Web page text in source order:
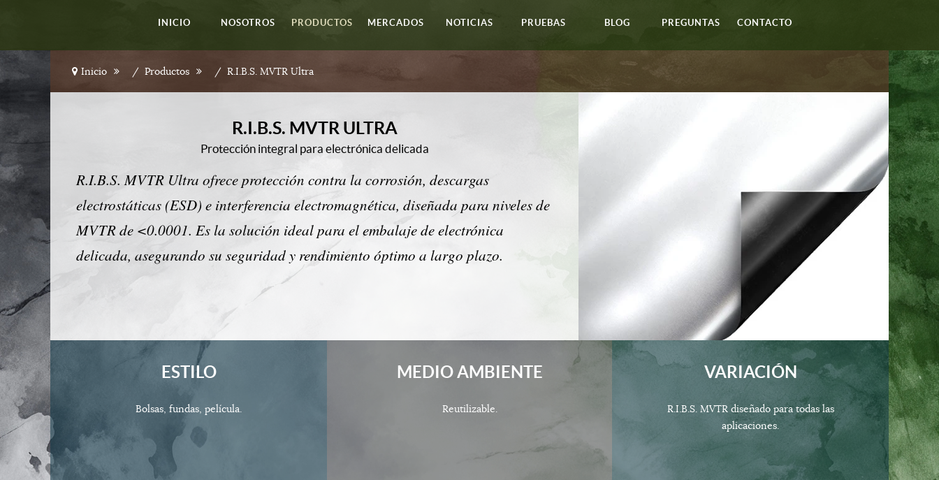
INICIO NOSOTROS PRODUCTOS MERCADOS NOTICIAS PRUEBAS BLOG PREGUNTAS CONTACTO
Inicio Productos R.I.B.S. MVTR Ultra
R.I.B.S. MVTR ULTRA
Protección integral para electrónica delicada
R.I.B.S. MVTR Ultra ofrece protección contra la corrosión, descargas
electrostáticas (ESD) e interferencia electromagnética, diseñada para niveles de
MVTR de <0.0001. Es la solución ideal para el embalaje de electrónica
delicada, asegurando su seguridad y rendimiento óptimo a largo plazo.
ESTILO
Bolsas, fundas, película.
MEDIO AMBIENTE
Reutilizable.
VARIACIÓN
R.I.B.S. MVTR diseñado para todas las
aplicaciones.